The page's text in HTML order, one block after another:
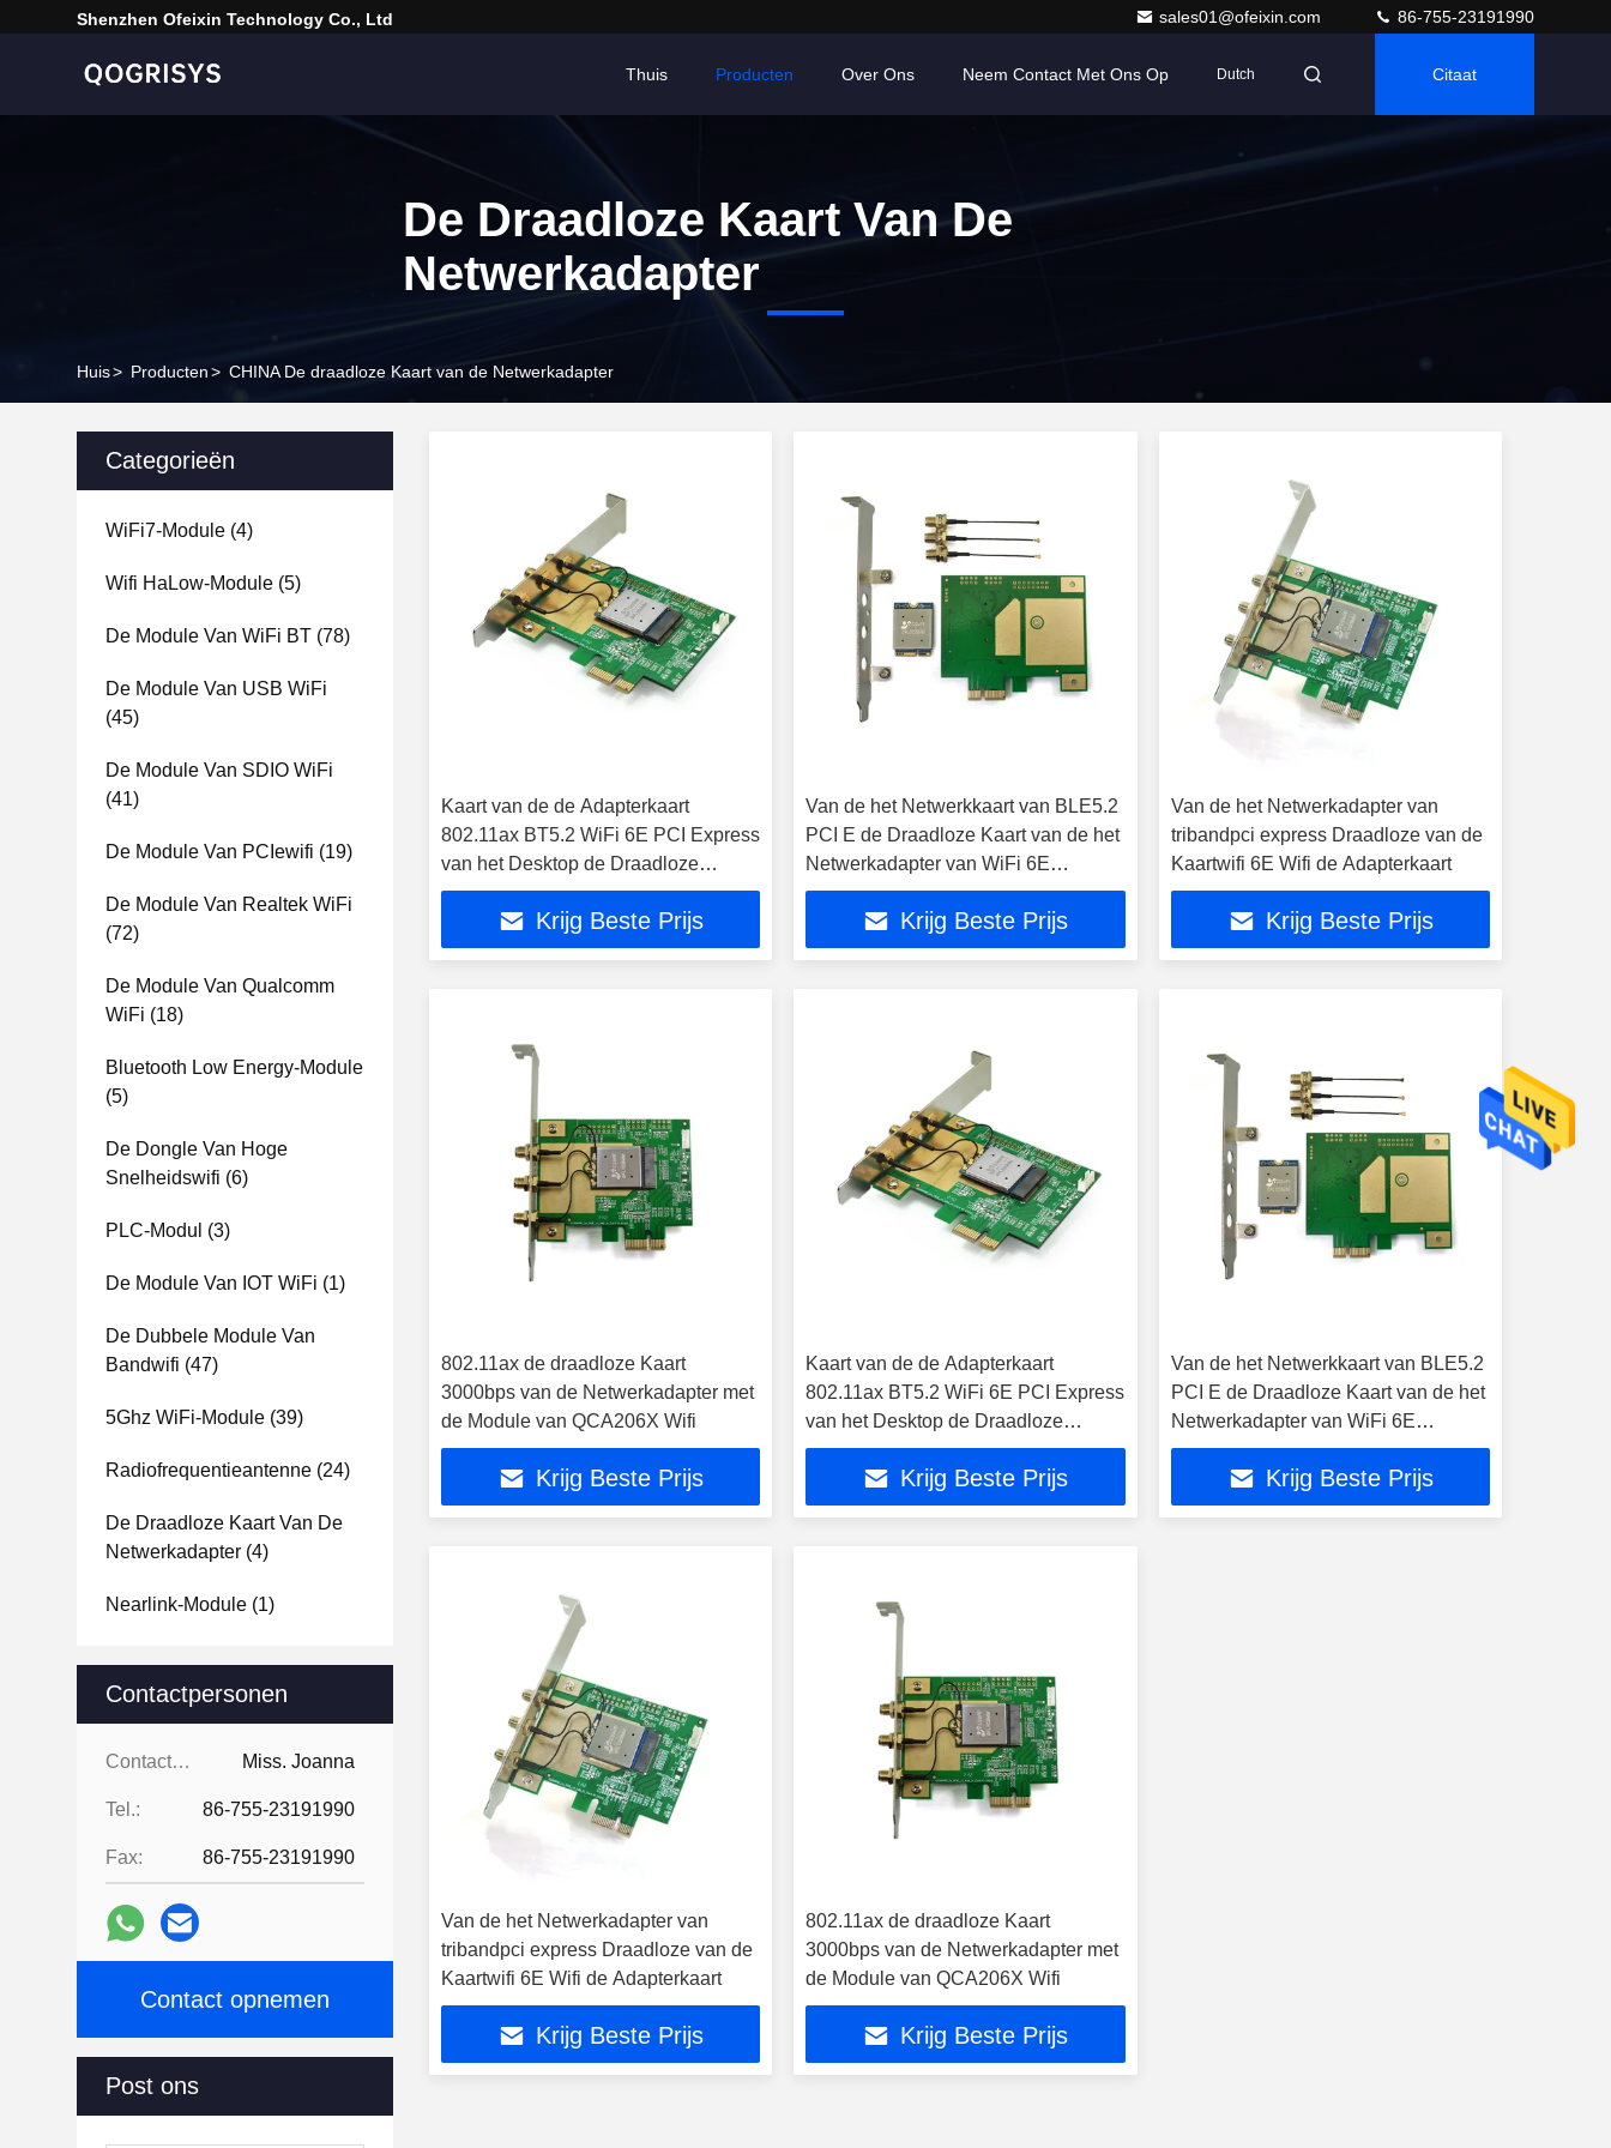
Shenzhen Ofeixin Technology Co., Ltd sales01@ofeixin.com 86-755-23191990
Thuis Producten Over Ons Neem Contact Met Ons Op Dutch Citaat
De Draadloze Kaart Van De
Netwerkadapter
Huis> Producten> CHINA De draadloze Kaart van de Netwerkadapter
Categorieën
WiFi7-Module (4)
Wifi HaLow-Module (5)
De Module Van WiFi BT (78)
De Module Van USB WiFi
(45)
De Module Van SDIO WiFi
(41)
De Module Van PCIewifi (19)
De Module Van Realtek WiFi
(72)
De Module Van Qualcomm
WiFi (18)
Bluetooth Low Energy-Module
(5)
De Dongle Van Hoge
Snelheidswifi (6)
PLC-Modul (3)
De Module Van IOT WiFi (1)
De Dubbele Module Van
Bandwifi (47)
5Ghz WiFi-Module (39)
Radiofrequentieantenne (24)
De Draadloze Kaart Van De
Netwerkadapter (4)
Nearlink-Module (1)
Contactpersonen
Contactpersonen: Miss. Joanna
Tel.: 86-755-23191990
Fax: 86-755-23191990
Contact opnemen
Post ons
Kaart van de de Adapterkaart
802.11ax BT5.2 WiFi 6E PCI Express
van het Desktop de Draadloze
Netwerk voor Win10
Krijg Beste Prijs
Van de het Netwerkkaart van BLE5.2
PCI E de Draadloze Kaart van de het
Netwerkadapter van WiFi 6E
QCA206X 3000Mbps Draadloze
Krijg Beste Prijs
Van de het Netwerkadapter van
tribandpci express Draadloze van de
Kaartwifi 6E Wifi de Adapterkaart
Krijg Beste Prijs
802.11ax de draadloze Kaart
3000bps van de Netwerkadapter met
de Module van QCA206X Wifi
Krijg Beste Prijs
Kaart van de de Adapterkaart
802.11ax BT5.2 WiFi 6E PCI Express
van het Desktop de Draadloze
Netwerk voor Win10
Krijg Beste Prijs
Van de het Netwerkkaart van BLE5.2
PCI E de Draadloze Kaart van de het
Netwerkadapter van WiFi 6E
QCA206X 3000Mbps Draadloze
Krijg Beste Prijs
Van de het Netwerkadapter van
tribandpci express Draadloze van de
Kaartwifi 6E Wifi de Adapterkaart
Krijg Beste Prijs
802.11ax de draadloze Kaart
3000bps van de Netwerkadapter met
de Module van QCA206X Wifi
Krijg Beste Prijs